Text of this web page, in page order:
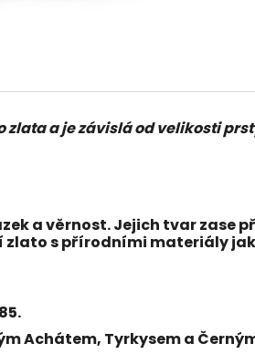
a je závislá od velikosti
a věrnost. Jejich tvar zase
zlatos přírodními materiály
.
Achátem, Tyrkysem a